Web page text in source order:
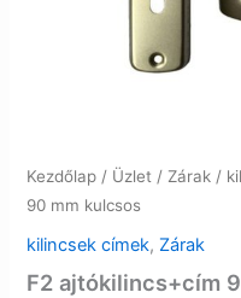
Kezdőlap / Üzlet / Zárak /
90 mm kulcsos
kilincsek címek, Zárak
F2 ajtókilincs+cím